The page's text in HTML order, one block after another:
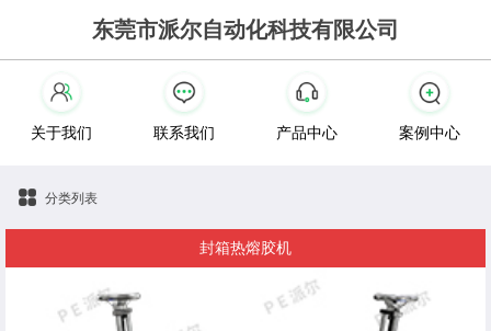
东莞市派尔自动化科技有限公司
关于我们 联系我们 产品中心 案例中心
分类列表
封箱热熔胶机